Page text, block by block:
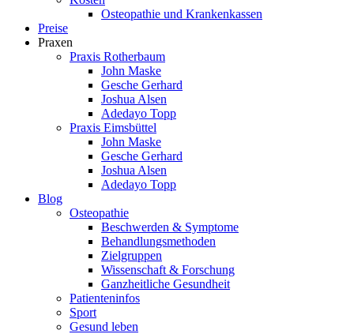
Osteopathie und Krankenkassen
Preise
Praxen
Praxis Rotherbaum
John Maske
Gesche Gerhard
Joshua Alsen
Adedayo Topp
Praxis Eimsbüttel
John Maske
Gesche Gerhard
Joshua Alsen
Adedayo Topp
Blog
Osteopathie
Beschwerden & Symptome
Behandlungsmethoden
Zielgruppen
Wissenschaft & Forschung
Ganzheitliche Gesundheit
Patienteninfos
Sport
Gesund leben